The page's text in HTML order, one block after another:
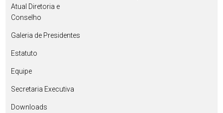
Atual Diretoria e
Conselho
Galeria de Presidentes
Estatuto
Equipe
Secretaria Executiva
Downloads